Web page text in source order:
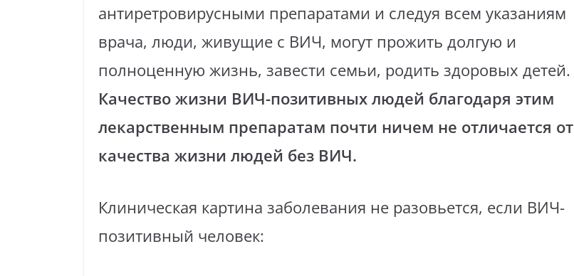
антиретровирусными препаратами и следуя всем указаниям
врача, люди, живущие с ВИЧ, могут прожить долгую и
полноценную жизнь, завести семьи, родить здоровых детей.
Качество жизни ВИЧ-позитивных людей благодаря этим
лекарственным препаратам почти ничем не отличается от
качества жизни людей без ВИЧ.
Клиническая картина заболевания не разовьется, если ВИЧ-
позитивный человек: